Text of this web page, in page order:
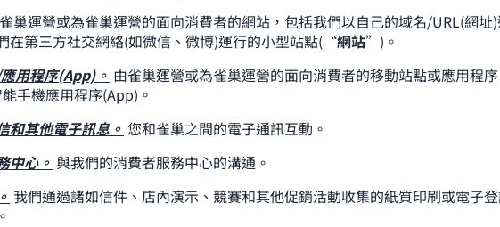
巢運營或為雀巢運營的面向消費者的網站，包括我們以自己的域名/URL(網址
在第三方社交網絡(如微信、微博)運行的小型站點(“網站”)。
用程序(App)。 由雀巢運營或為雀巢運營的面向消費者的移動站點或應用程序
手機應用程序(App)。
和其他電子訊息。 您和雀巢之間的電子通訊互動。
中心。 與我們的消費者服務中心的溝通。
我們通過諸如信件、店內演示、競賽和其他促銷活動收集的紙質印刷或電子